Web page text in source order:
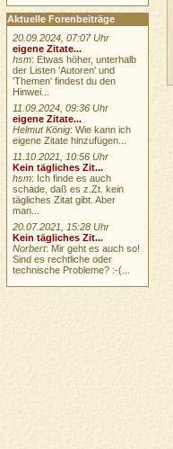
Aktuelle Forenbeiträge
20.09.2024, 07:07 Uhr
eigene Zitate...
hsm: Etwas höher, unterhalb
der Listen 'Autoren' und
'Themen' findest du den
Hinwei...
11.09.2024, 09:36 Uhr
eigene Zitate...
Helmut König: Wie kann ich
eigene Zitate hinzufügen...
11.10.2021, 10:56 Uhr
Kein tägliches Zit...
hsm: Ich finde es auch
schade, daß es z.Zt. kein
tägliches Zitat gibt. Aber
man...
20.07.2021, 15:28 Uhr
Kein tägliches Zit...
Norbert: Mir geht es auch so!
Sind es rechtliche oder
technische Probleme? :-(...